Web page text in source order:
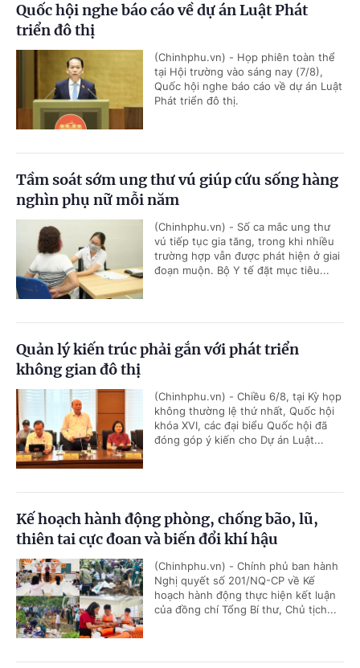
Quốc hội nghe báo cáo về dự án Luật Phát
triển đô thị
(Chinhphu.vn) - Họp phiên toàn thể
tại Hội trường vào sáng nay (7/8),
Quốc hội nghe báo cáo về dự án Luật
Phát triển đô thị.
Tầm soát sớm ung thư vú giúp cứu sống hàng
nghìn phụ nữ mỗi năm
(Chinhphu.vn) - Số ca mắc ung thư
vú tiếp tục gia tăng, trong khi nhiều
trường hợp vẫn được phát hiện ở giai
đoạn muộn. Bộ Y tế đặt mục tiêu...
Quản lý kiến trúc phải gắn với phát triển
không gian đô thị
(Chinhphu.vn) - Chiều 6/8, tại Kỳ họp
không thường lệ thứ nhất, Quốc hội
khóa XVI, các đại biểu Quốc hội đã
đóng góp ý kiến cho Dự án Luật...
Kế hoạch hành động phòng, chống bão, lũ,
thiên tai cực đoan và biến đổi khí hậu
(Chinhphu.vn) - Chính phủ ban hành
Nghị quyết số 201/NQ-CP về Kế
hoạch hành động thực hiện kết luận
của đồng chí Tổng Bí thư, Chủ tịch...